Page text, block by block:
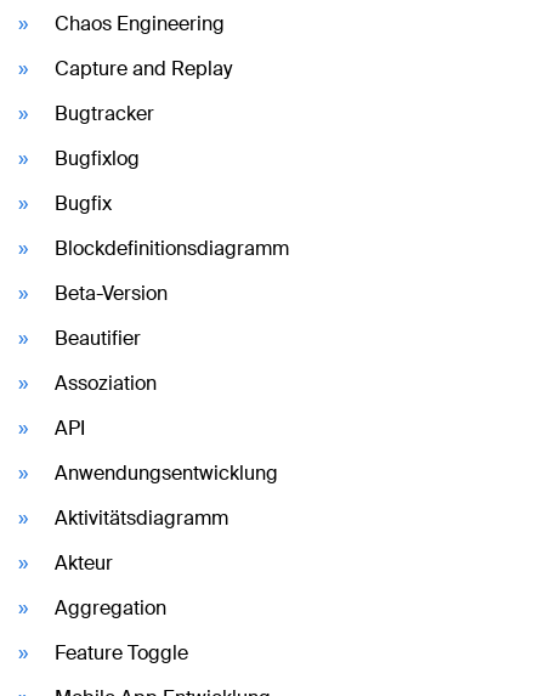
Chaos Engineering
Capture and Replay
Bugtracker
Bugfixlog
Bugfix
Blockdefinitionsdiagramm
Beta-Version
Beautifier
Assoziation
API
Anwendungsentwicklung
Aktivitätsdiagramm
Akteur
Aggregation
Feature Toggle